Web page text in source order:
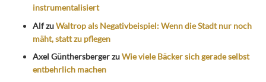
instrumentalisiert
AlfzuWaltrop als Negativbeispiel: Wenn die Stadt nur noch
mäht, statt zu pflegen
Axel GünthersbergerzuWie viele Bäcker sich gerade selbst
entbehrlich machen